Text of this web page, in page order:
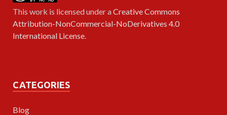
This work is licensed under aCreative Commons
Attribution-NonCommercial-NoDerivatives 4.0
International License.
CATEGORIES
Blog